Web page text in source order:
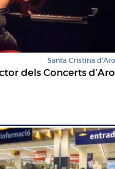
Santa Cristina d'Aro
dels Concerts d’Aro